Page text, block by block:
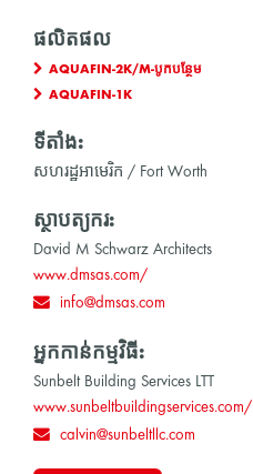
ផលិតផល
AQUAFIN-2K/M-បូកបន្ថែម
AQUAFIN-1K
ទីតាំង:
សហរដ្ឋអាមេរិក / Fort Worth
ស្ថាបត្យករ:
David M Schwarz Architects
www.dmsas.com/
info@dmsas.com
អ្នកកាន់កម្មវិធី:
Sunbelt Building Services LTT
www.sunbeltbuildingservices.com/
calvin@sunbeltllc.com